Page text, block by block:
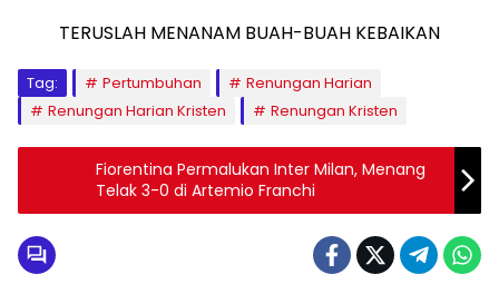
TERUSLAH MENANAM BUAH-BUAH KEBAIKAN
Tag: Pertumbuhan
Renungan Harian
Renungan Harian Kristen
Renungan Kristen
Fiorentina Permalukan Inter Milan, Menang
Telak 3-0 di Artemio Franchi